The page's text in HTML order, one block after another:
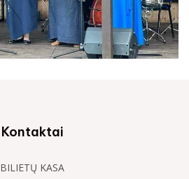
Kontaktai
BILIETŲ KASA